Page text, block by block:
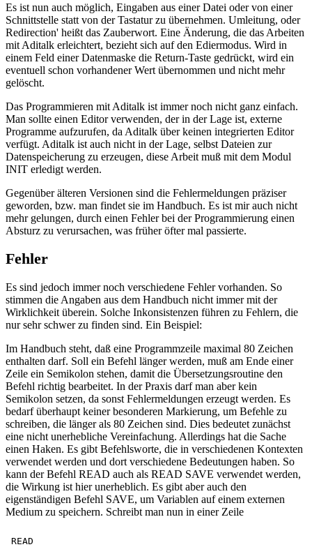
Es ist nun auch möglich, Eingaben aus einer Datei oder von einer
Schnittstelle statt von der Tastatur zu übernehmen. Umleitung, oder
Redirection' heißt das Zauberwort. Eine Änderung, die das Arbeiten
mit Aditalk erleichtert, bezieht sich auf den Ediermodus. Wird in
einem Feld einer Datenmaske die Return-Taste gedrückt, wird ein
eventuell schon vorhandener Wert übernommen und nicht mehr
gelöscht.
Das Programmieren mit Aditalk ist immer noch nicht ganz einfach.
Man sollte einen Editor verwenden, der in der Lage ist, externe
Programme aufzurufen, da Aditalk über keinen integrierten Editor
verfügt. Aditalk ist auch nicht in der Lage, selbst Dateien zur
Datenspeicherung zu erzeugen, diese Arbeit muß mit dem Modul
INIT erledigt werden.
Gegenüber älteren Versionen sind die Fehlermeldungen präziser
geworden, bzw. man findet sie im Handbuch. Es ist mir auch nicht
mehr gelungen, durch einen Fehler bei der Programmierung einen
Absturz zu verursachen, was früher öfter mal passierte.
Fehler
Es sind jedoch immer noch verschiedene Fehler vorhanden. So
stimmen die Angaben aus dem Handbuch nicht immer mit der
Wirklichkeit überein. Solche Inkonsistenzen führen zu Fehlern, die
nur sehr schwer zu finden sind. Ein Beispiel:
Im Handbuch steht, daß eine Programmzeile maximal 80 Zeichen
enthalten darf. Soll ein Befehl länger werden, muß am Ende einer
Zeile ein Semikolon stehen, damit die Übersetzungsroutine den
Befehl richtig bearbeitet. In der Praxis darf man aber kein
Semikolon setzen, da sonst Fehlermeldungen erzeugt werden. Es
bedarf überhaupt keiner besonderen Markierung, um Befehle zu
schreiben, die länger als 80 Zeichen sind. Dies bedeutet zunächst
eine nicht unerhebliche Vereinfachung. Allerdings hat die Sache
einen Haken. Es gibt Befehlsworte, die in verschiedenen Kontexten
verwendet werden und dort verschiedene Bedeutungen haben. So
kann der Befehl READ auch als READ SAVE verwendet werden,
die Wirkung ist hier unerheblich. Es gibt aber auch den
eigenständigen Befehl SAVE, um Variablen auf einem externen
Medium zu speichern. Schreibt man nun in einer Zeile